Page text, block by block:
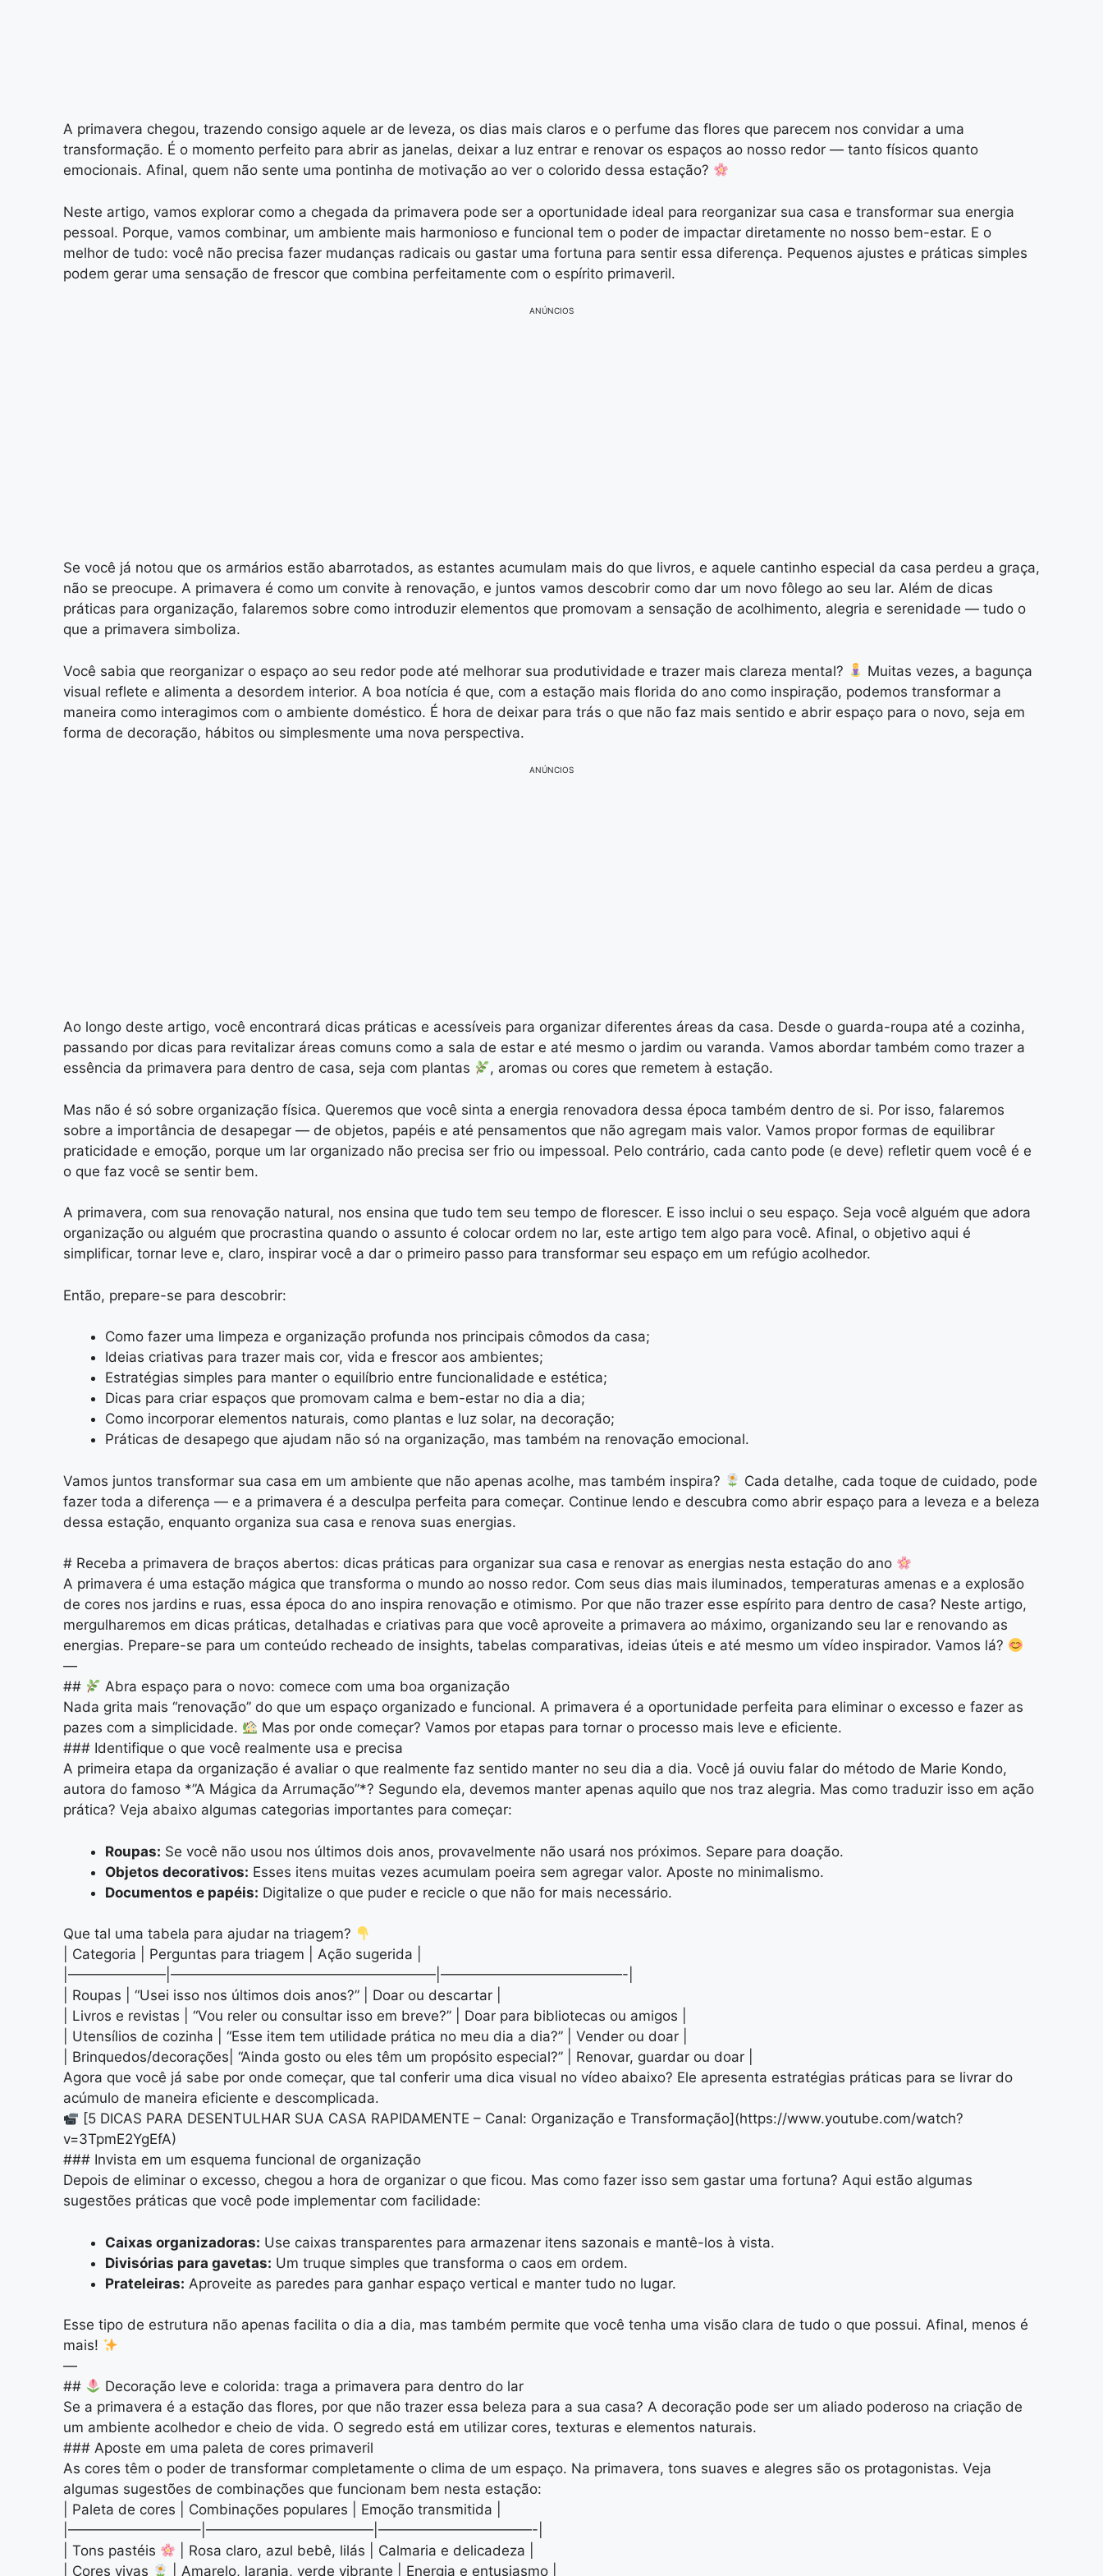
A primavera chegou, trazendo consigo aquele ar de leveza, os dias mais claros e o perfume das flores que parecem nos convidar a uma
transformação. É o momento perfeito para abrir as janelas, deixar a luz entrar e renovar os espaços ao nosso redor — tanto físicos quanto
emocionais. Afinal, quem não sente uma pontinha de motivação ao ver o colorido dessa estação?
Neste artigo, vamos explorar como a chegada da primavera pode ser a oportunidade ideal para reorganizar sua casa e transformar sua energia
pessoal. Porque, vamos combinar, um ambiente mais harmonioso e funcional tem o poder de impactar diretamente no nosso bem-estar. E o
melhor de tudo: você não precisa fazer mudanças radicais ou gastar uma fortuna para sentir essa diferença. Pequenos ajustes e práticas simples
podem gerar uma sensação de frescor que combina perfeitamente com o espírito primaveril.
ANÚNCIOS
Se você já notou que os armários estão abarrotados, as estantes acumulam mais do que livros, e aquele cantinho especial da casa perdeu a graça,
não se preocupe. A primavera é como um convite à renovação, e juntos vamos descobrir como dar um novo fôlego ao seu lar. Além de dicas
práticas para organização, falaremos sobre como introduzir elementos que promovam a sensação de acolhimento, alegria e serenidade — tudo o
que a primavera simboliza.
Você sabia que reorganizar o espaço ao seu redor pode até melhorar sua produtividade e trazer mais clareza mental?
Muitas vezes, a bagunça
visual reflete e alimenta a desordem interior. A boa notícia é que, com a estação mais florida do ano como inspiração, podemos transformar a
maneira como interagimos com o ambiente doméstico. É hora de deixar para trás o que não faz mais sentido e abrir espaço para o novo, seja em
forma de decoração, hábitos ou simplesmente uma nova perspectiva.
ANÚNCIOS
Ao longo deste artigo, você encontrará dicas práticas e acessíveis para organizar diferentes áreas da casa. Desde o guarda-roupa até a cozinha,
passando por dicas para revitalizar áreas comuns como a sala de estar e até mesmo o jardim ou varanda. Vamos abordar também como trazer a
essência da primavera para dentro de casa, seja com plantas
, aromas ou cores que remetem à estação.
Mas não é só sobre organização física. Queremos que você sinta a energia renovadora dessa época também dentro de si. Por isso, falaremos
sobre a importância de desapegar — de objetos, papéis e até pensamentos que não agregam mais valor. Vamos propor formas de equilibrar
praticidade e emoção, porque um lar organizado não precisa ser frio ou impessoal. Pelo contrário, cada canto pode (e deve) refletir quem você é e
o que faz você se sentir bem.
A primavera, com sua renovação natural, nos ensina que tudo tem seu tempo de florescer. E isso inclui o seu espaço. Seja você alguém que adora
organização ou alguém que procrastina quando o assunto é colocar ordem no lar, este artigo tem algo para você. Afinal, o objetivo aqui é
simplificar, tornar leve e, claro, inspirar você a dar o primeiro passo para transformar seu espaço em um refúgio acolhedor.
Então, prepare-se para descobrir:
Como fazer uma limpeza e organização profunda nos principais cômodos da casa;
Ideias criativas para trazer mais cor, vida e frescor aos ambientes;
Estratégias simples para manter o equilíbrio entre funcionalidade e estética;
Dicas para criar espaços que promovam calma e bem-estar no dia a dia;
Como incorporar elementos naturais, como plantas e luz solar, na decoração;
Práticas de desapego que ajudam não só na organização, mas também na renovação emocional.
Vamos juntos transformar sua casa em um ambiente que não apenas acolhe, mas também inspira?
Cada detalhe, cada toque de cuidado, pode
fazer toda a diferença — e a primavera é a desculpa perfeita para começar. Continue lendo e descubra como abrir espaço para a leveza e a beleza
dessa estação, enquanto organiza sua casa e renova suas energias.
# Receba a primavera de braços abertos: dicas práticas para organizar sua casa e renovar as energias nesta estação do ano
A primavera é uma estação mágica que transforma o mundo ao nosso redor. Com seus dias mais iluminados, temperaturas amenas e a explosão
de cores nos jardins e ruas, essa época do ano inspira renovação e otimismo. Por que não trazer esse espírito para dentro de casa? Neste artigo,
mergulharemos em dicas práticas, detalhadas e criativas para que você aproveite a primavera ao máximo, organizando seu lar e renovando as
energias. Prepare-se para um conteúdo recheado de insights, tabelas comparativas, ideias úteis e até mesmo um vídeo inspirador. Vamos lá?
—
##
Abra espaço para o novo: comece com uma boa organização
Nada grita mais “renovação” do que um espaço organizado e funcional. A primavera é a oportunidade perfeita para eliminar o excesso e fazer as
pazes com a simplicidade.
Mas por onde começar? Vamos por etapas para tornar o processo mais leve e eficiente.
### Identifique o que você realmente usa e precisa
A primeira etapa da organização é avaliar o que realmente faz sentido manter no seu dia a dia. Você já ouviu falar do método de Marie Kondo,
autora do famoso *”A Mágica da Arrumação”*? Segundo ela, devemos manter apenas aquilo que nos traz alegria. Mas como traduzir isso em ação
prática? Veja abaixo algumas categorias importantes para começar:
Roupas: Se você não usou nos últimos dois anos, provavelmente não usará nos próximos. Separe para doação.
Objetos decorativos: Esses itens muitas vezes acumulam poeira sem agregar valor. Aposte no minimalismo.
Documentos e papéis: Digitalize o que puder e recicle o que não for mais necessário.
Que tal uma tabela para ajudar na triagem?
| Categoria | Perguntas para triagem | Ação sugerida |
|———————|———————————————————|—————————————-|
| Roupas | “Usei isso nos últimos dois anos?” | Doar ou descartar |
| Livros e revistas | “Vou reler ou consultar isso em breve?” | Doar para bibliotecas ou amigos |
| Utensílios de cozinha | “Esse item tem utilidade prática no meu dia a dia?” | Vender ou doar |
| Brinquedos/decorações| “Ainda gosto ou eles têm um propósito especial?” | Renovar, guardar ou doar |
Agora que você já sabe por onde começar, que tal conferir uma dica visual no vídeo abaixo? Ele apresenta estratégias práticas para se livrar do
acúmulo de maneira eficiente e descomplicada.
[5 DICAS PARA DESENTULHAR SUA CASA RAPIDAMENTE – Canal: Organização e Transformação](https://www.youtube.com/watch?
v=3TpmE2YgEfA)
### Invista em um esquema funcional de organização
Depois de eliminar o excesso, chegou a hora de organizar o que ficou. Mas como fazer isso sem gastar uma fortuna? Aqui estão algumas
sugestões práticas que você pode implementar com facilidade:
Caixas organizadoras: Use caixas transparentes para armazenar itens sazonais e mantê-los à vista.
Divisórias para gavetas: Um truque simples que transforma o caos em ordem.
Prateleiras: Aproveite as paredes para ganhar espaço vertical e manter tudo no lugar.
Esse tipo de estrutura não apenas facilita o dia a dia, mas também permite que você tenha uma visão clara de tudo o que possui. Afinal, menos é
mais!
—
##
Decoração leve e colorida: traga a primavera para dentro do lar
Se a primavera é a estação das flores, por que não trazer essa beleza para a sua casa? A decoração pode ser um aliado poderoso na criação de
um ambiente acolhedor e cheio de vida. O segredo está em utilizar cores, texturas e elementos naturais.
### Aposte em uma paleta de cores primaveril
As cores têm o poder de transformar completamente o clima de um espaço. Na primavera, tons suaves e alegres são os protagonistas. Veja
algumas sugestões de combinações que funcionam bem nesta estação:
| Paleta de cores | Combinações populares | Emoção transmitida |
|—————————–|————————————|———————————-|
| Tons pastéis
| Rosa claro, azul bebê, lilás | Calmaria e delicadeza |
| Cores vivas
| Amarelo, laranja, verde vibrante | Energia e entusiasmo |